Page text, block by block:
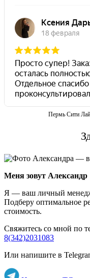
Пермь Сити
Меня зовут Александр
Я — ваш личный
Подберу оптимальное
стоимость.
Свяжитесь со мной по
8(342)2031083
Или напишите в